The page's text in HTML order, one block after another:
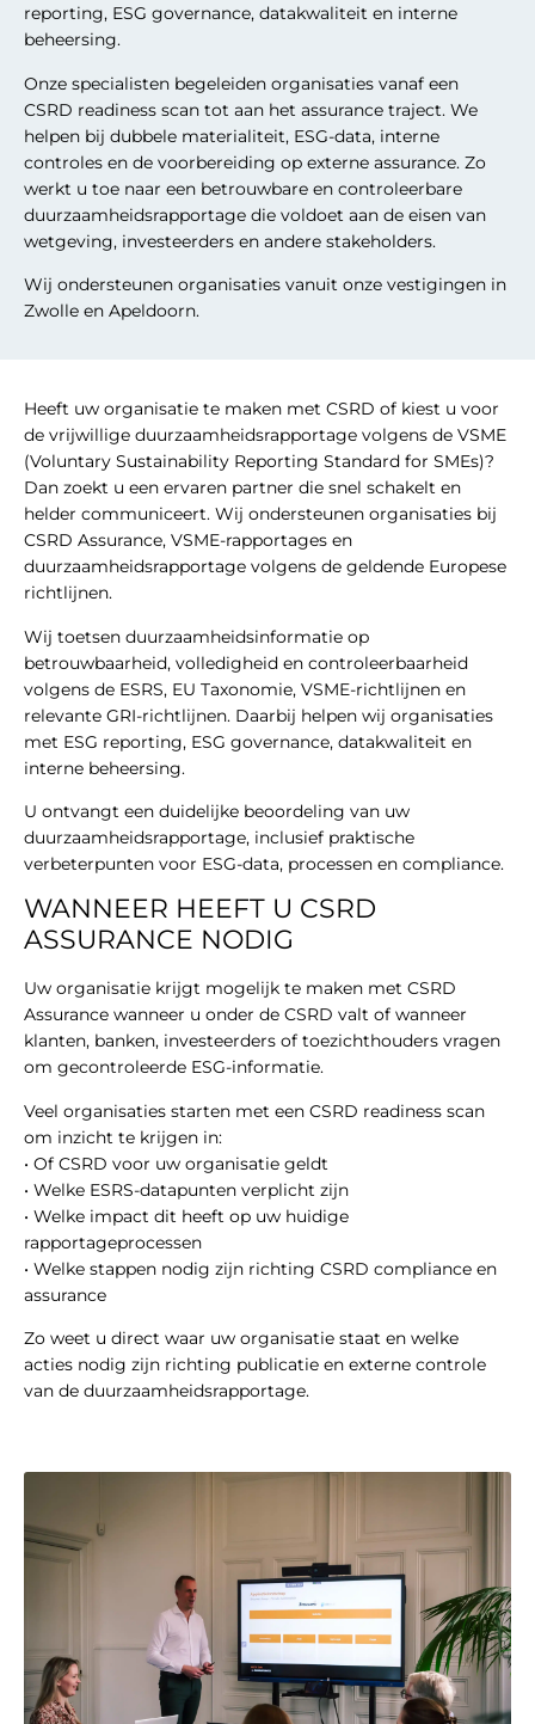
reporting, ESG governance, datakwaliteit en interne
beheersing.
Onze specialisten begeleiden organisaties vanaf een
CSRD readiness scan tot aan het assurance traject. We
helpen bij dubbele materialiteit, ESG-data, interne
controles en de voorbereiding op externe assurance. Zo
werkt u toe naar een betrouwbare en controleerbare
duurzaamheidsrapportage die voldoet aan de eisen van
wetgeving, investeerders en andere stakeholders.
Wij ondersteunen organisaties vanuit onze vestigingen in
Zwolle en Apeldoorn.
Heeft uw organisatie te maken met CSRD of kiest u voor
de vrijwillige duurzaamheidsrapportage volgens de VSME
(Voluntary Sustainability Reporting Standard for SMEs)?
Dan zoekt u een ervaren partner die snel schakelt en
helder communiceert. Wij ondersteunen organisaties bij
CSRD Assurance, VSME-rapportages en
duurzaamheidsrapportage volgens de geldende Europese
richtlijnen.
Wij toetsen duurzaamheidsinformatie op
betrouwbaarheid, volledigheid en controleerbaarheid
volgens de ESRS, EU Taxonomie, VSME-richtlijnen en
relevante GRI-richtlijnen. Daarbij helpen wij organisaties
met ESG reporting, ESG governance, datakwaliteit en
interne beheersing.
U ontvangt een duidelijke beoordeling van uw
duurzaamheidsrapportage, inclusief praktische
verbeterpunten voor ESG-data, processen en compliance.
WANNEER HEEFT U CSRD
ASSURANCE NODIG
Uw organisatie krijgt mogelijk te maken met CSRD
Assurance wanneer u onder de CSRD valt of wanneer
klanten, banken, investeerders of toezichthouders vragen
om gecontroleerde ESG-informatie.
Veel organisaties starten met een CSRD readiness scan
om inzicht te krijgen in:
• Of CSRD voor uw organisatie geldt
• Welke ESRS-datapunten verplicht zijn
• Welke impact dit heeft op uw huidige
rapportageprocessen
• Welke stappen nodig zijn richting CSRD compliance en
assurance
Zo weet u direct waar uw organisatie staat en welke
acties nodig zijn richting publicatie en externe controle
van de duurzaamheidsrapportage.